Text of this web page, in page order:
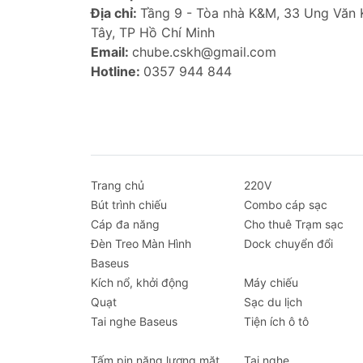
Địa chỉ: Tầng 9 - Tòa nhà K&M, 33 Ung Văn
Tây, TP Hồ Chí Minh
Email: chube.cskh@gmail.com
Hotline: 0357 944 844
Trang chủ 220V
Bút trình chiếu
Combo cáp sạc
Cáp đa năng
Cho thuê Trạm sạc
Đèn Treo Màn Hình
Baseus
Dock chuyển đổi
Kích nổ, khởi động Máy chiếu
Quạt
Sạc du lịch
Tai nghe Baseus
Tiện ích ô tô
Tấm pin năng lượng mặt Tai nghe